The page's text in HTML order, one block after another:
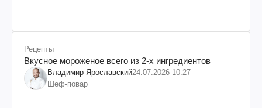
Рецепты
Вкусное мороженое всего из 2-х ингредиентов
Владимир Ярославский24.07.2026 10:27
Шеф-повар